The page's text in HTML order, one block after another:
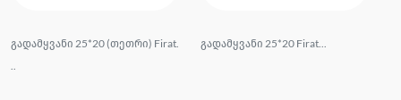
გადამყვანი 25*20 (თეთრი) Firat.
გადამყვანი 25*20 Firat...